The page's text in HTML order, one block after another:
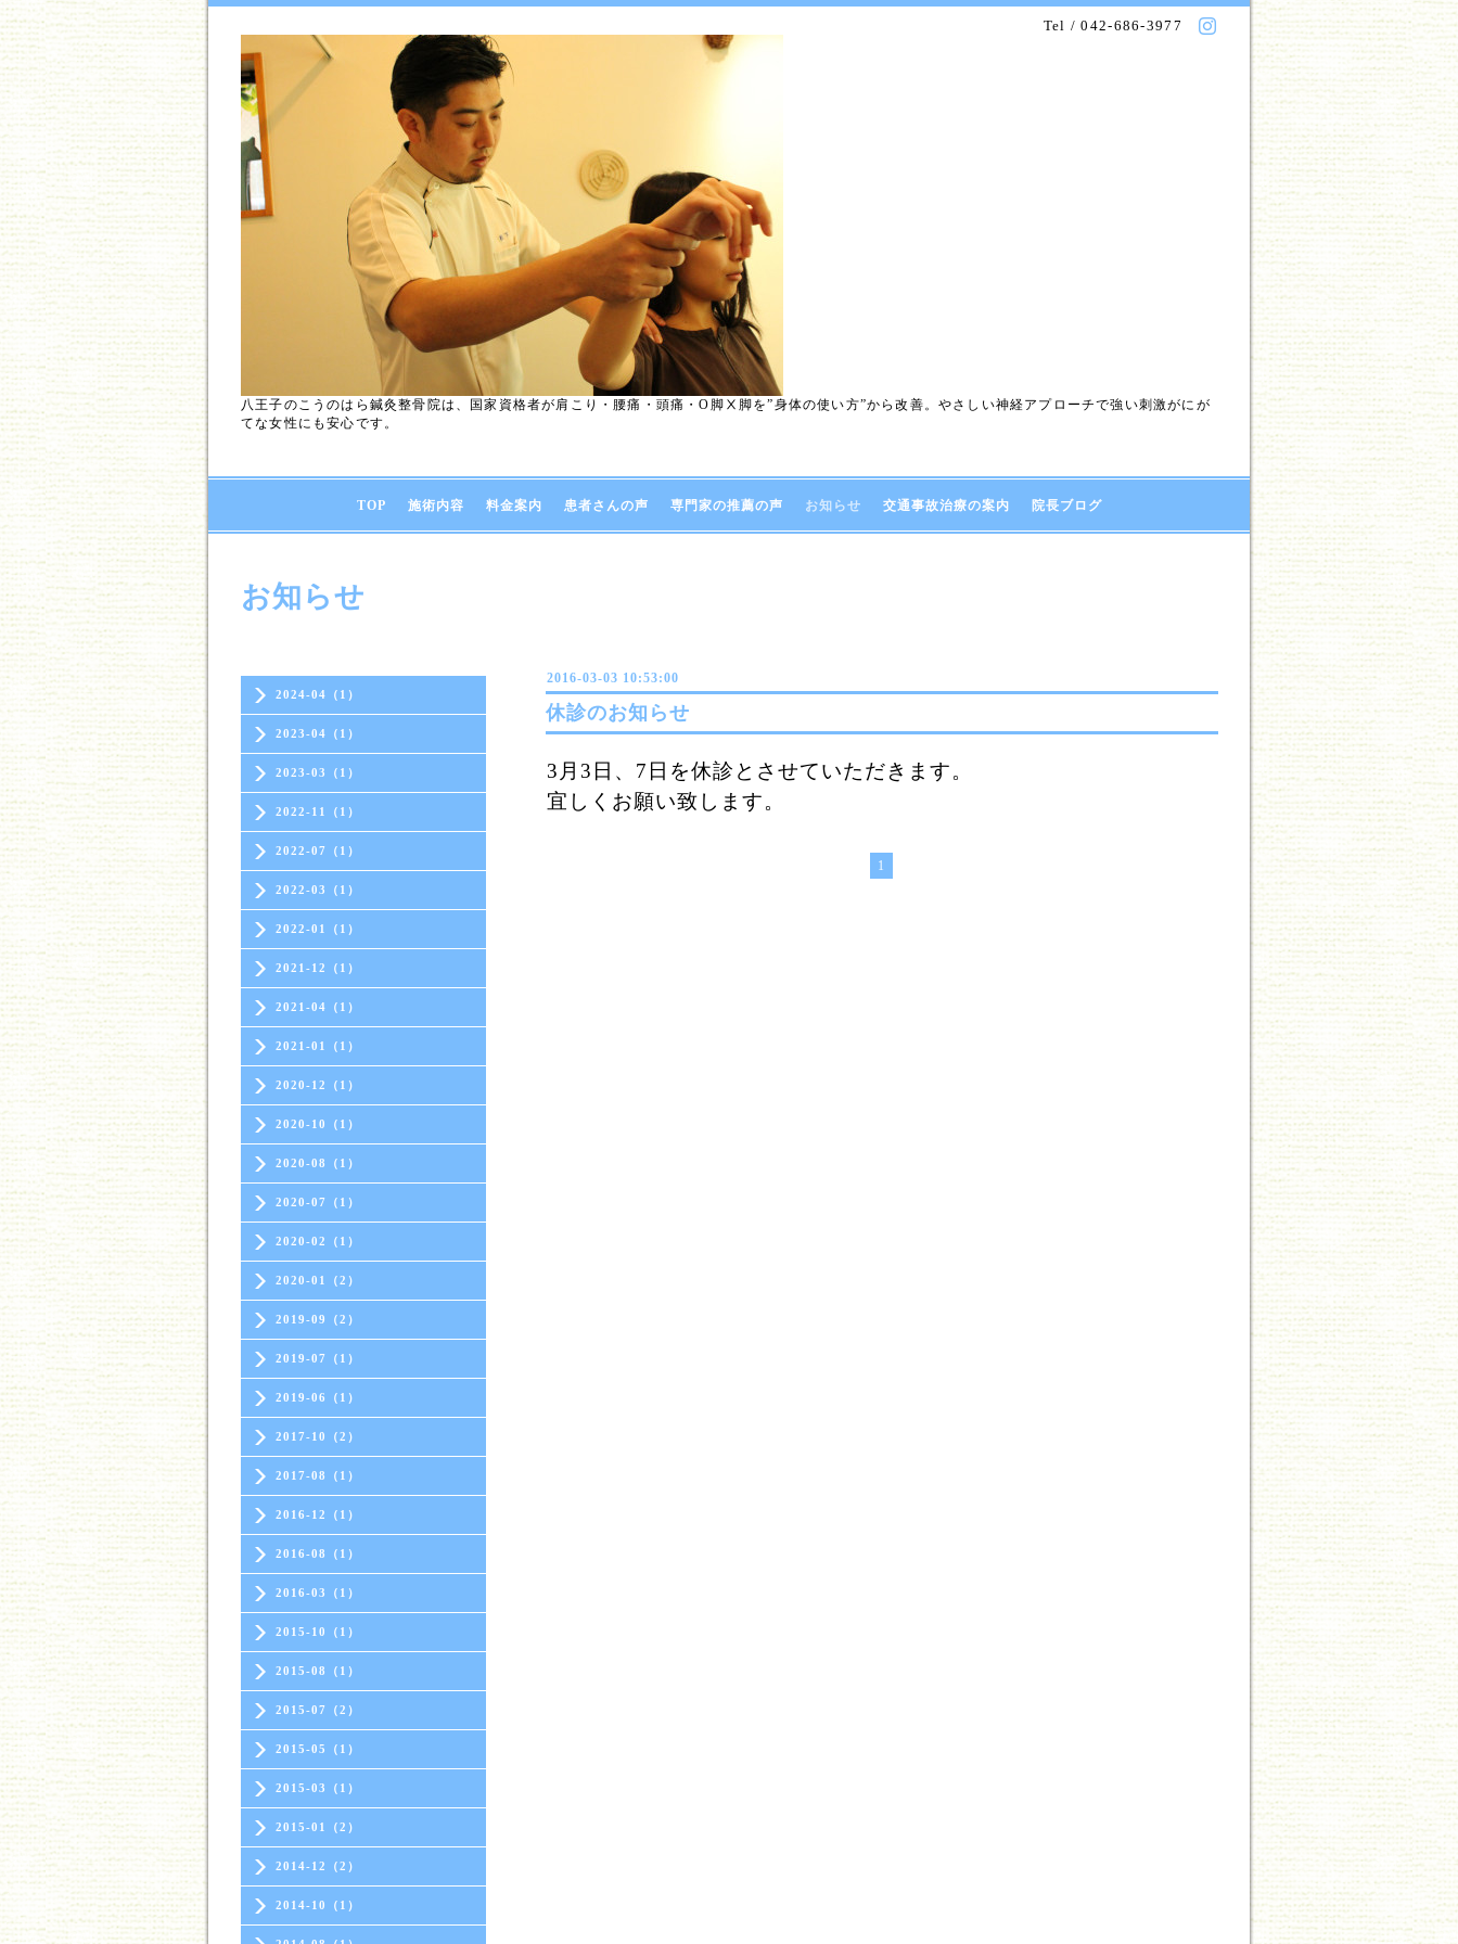
Tel / 042-686-3977
八王子のこうのはら鍼灸整骨院は、国家資格者が肩こり・腰痛・頭痛・O脚Ⅹ脚を”身体の使い方”から改善。やさしい神経アプローチで強い刺激がにが
てな女性にも安心です。
TOP 施術内容 料金案内 患者さんの声 専門家の推薦の声 お知らせ 交通事故治療の案内 院長ブログ
2024-04（1）
2023-04（1）
2023-03（1）
2022-11（1）
2022-07（1）
2022-03（1）
2022-01（1）
2021-12（1）
2021-04（1）
2021-01（1）
2020-12（1）
2020-10（1）
2020-08（1）
2020-07（1）
2020-02（1）
2020-01（2）
2019-09（2）
2019-07（1）
2019-06（1）
2017-10（2）
2017-08（1）
2016-12（1）
2016-08（1）
2016-03（1）
2015-10（1）
2015-08（1）
2015-07（2）
2015-05（1）
2015-03（1）
2015-01（2）
2014-12（2）
2014-10（1）
お知らせ
2016-03-03 10:53:00
休診のお知らせ
3月3日、7日を休診とさせていただきます。
宜しくお願い致します。
1